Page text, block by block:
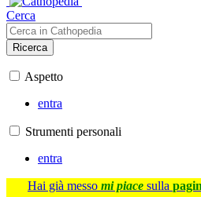
Cerca
Ricerca
Aspetto
entra
Strumenti personali
entra
Hai già messo mi piace sulla